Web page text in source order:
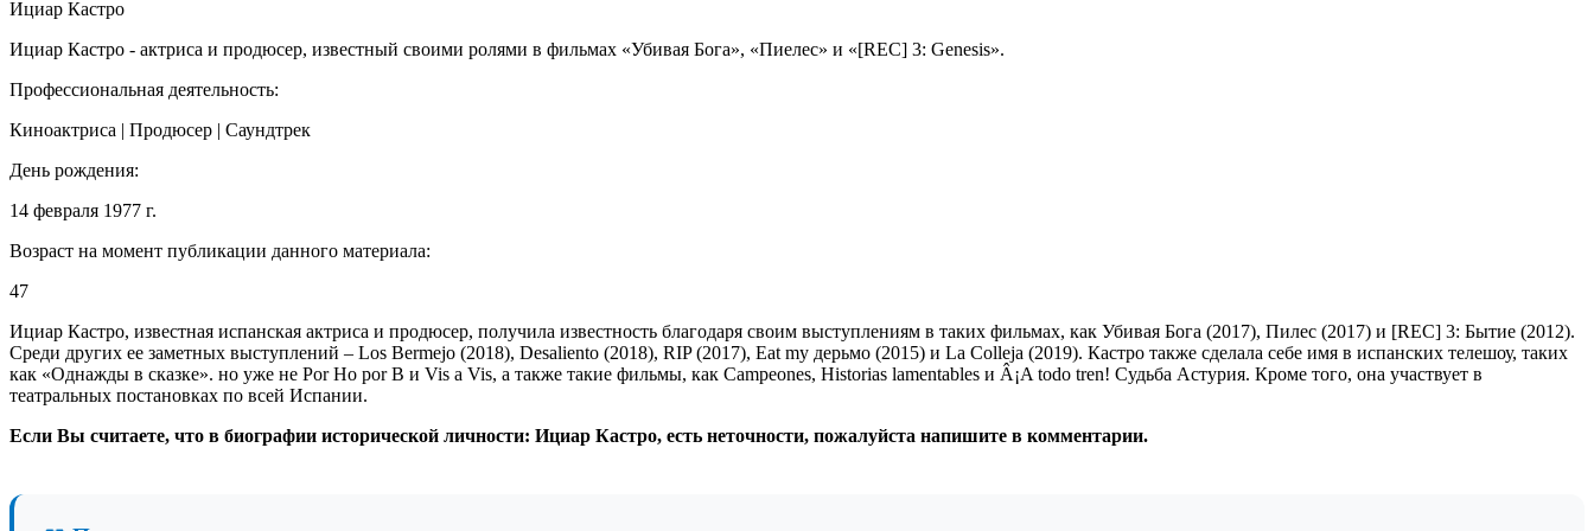
Ициар Кастро
Ициар Кастро - актриса и продюсер, известный своими ролями в фильмах «Убивая Бога», «Пиелес» и «[REC] 3: Genesis».
Профессиональная деятельность:
Киноактриса | Продюсер | Саундтрек
День рождения:
14 февраля 1977 г.
Возраст на момент публикации данного материала:
47
Ициар Кастро, известная испанская актриса и продюсер, получила известность благодаря своим выступлениям в таких фильмах, как Убивая Бога (2017), Пилес (2017) и [REC] 3: Бытие (2012).
Среди других ее заметных выступлений – Los Bermejo (2018), Desaliento (2018), RIP (2017), Eat my дерьмо (2015) и La Colleja (2019). Кастро также сделала себе имя в испанских телешоу, таких
как «Однажды в сказке». но уже не Por Ho por B и Vis a Vis, а также такие фильмы, как Campeones, Historias lamentables и Â¡A todo tren! Судьба Астурия. Кроме того, она участвует в
театральных постановках по всей Испании.
Если Вы считаете, что в биографии исторической личности: Ициар Кастро, есть неточности, пожалуйста напишите в комментарии.